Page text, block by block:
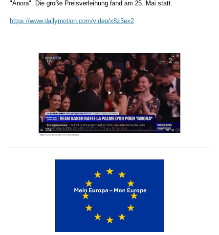
"Anora". Die große Preisverleihung fand am 25. Mai statt.
https://www.dailymotion.com/video/x8z3ex2